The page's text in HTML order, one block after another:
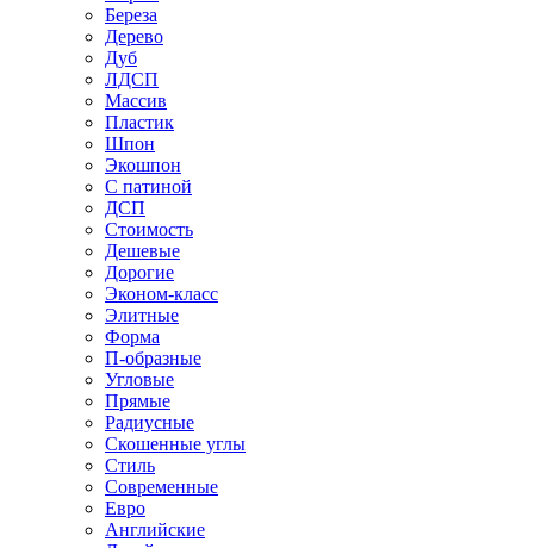
Береза
Дерево
Дуб
ЛДСП
Массив
Пластик
Шпон
Экошпон
С патиной
ДСП
Стоимость
Дешевые
Дорогие
Эконом-класс
Элитные
Форма
П-образные
Угловые
Прямые
Радиусные
Скошенные углы
Стиль
Современные
Евро
Английские